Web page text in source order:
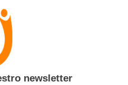
newsletter